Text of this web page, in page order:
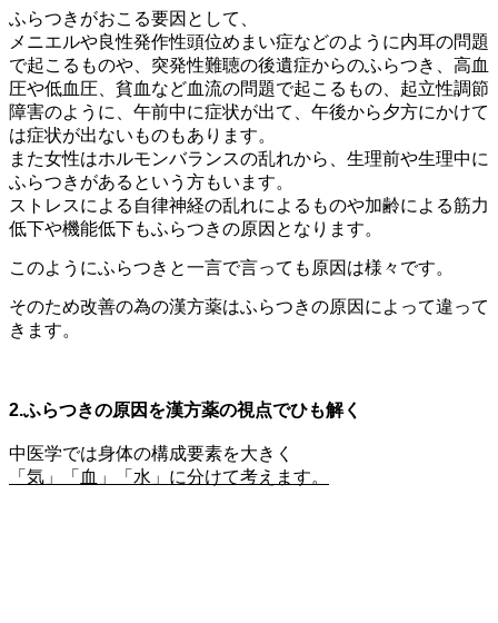
ふらつきがおこる要因として、
メニエルや良性発作性頭位めまい症などのように内耳の問題
で起こるものや、 突発性難聴の後遺症からのふらつき、 高血
圧や低血圧、貧血など血流の問題で起こるもの、 起立性調節
障害のように、午前中に症状が出て、午後から夕方にかけて
は症状が出ないものもあります。
また女性はホルモンバランスの乱れから、生理前や生理中に
ふらつきがあるという方もいます。
ストレスによる自律神経の乱れによるものや加齢による筋力
低下や機能低下もふらつきの原因となります。
このようにふらつきと一言で言っても原因は様々です。
そのため改善の為の漢方薬はふらつきの原因によって違って
きます。
2.ふらつきの原因を漢方薬の視点でひも解く
中医学では身体の構成要素を大きく
「気」「血」「水」に分けて考えます。